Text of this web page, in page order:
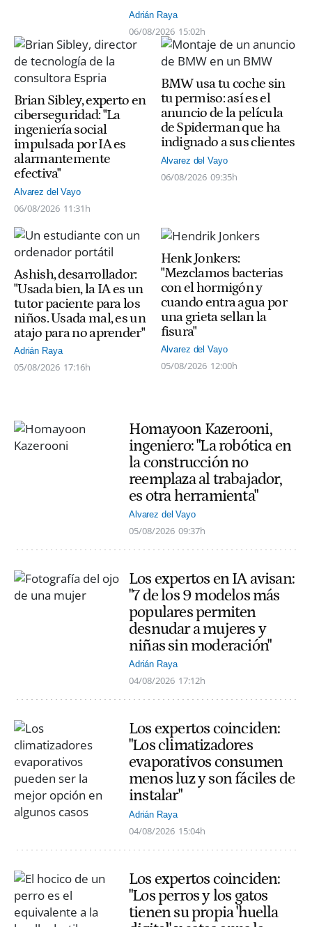
Adrián Raya
06/08/2026 15:02h
Brian Sibley, experto en
ciberseguridad: "La
ingeniería social
impulsada por IA es
alarmantemente
efectiva"
Alvarez del Vayo
06/08/2026 11:31h
BMW usa tu coche sin
tu permiso: así es el
anuncio de la película
de Spiderman que ha
indignado a sus clientes
Alvarez del Vayo
06/08/2026 09:35h
Ashish, desarrollador:
"Usada bien, la IA es un
tutor paciente para los
niños. Usada mal, es un
atajo para no aprender"
Adrián Raya
05/08/2026 17:16h
Henk Jonkers:
"Mezclamos bacterias
con el hormigón y
cuando entra agua por
una grieta sellan la
fisura"
Alvarez del Vayo
05/08/2026 12:00h
Homayoon Kazerooni,
ingeniero: "La robótica en
la construcción no
reemplaza al trabajador,
es otra herramienta"
Alvarez del Vayo
05/08/2026 09:37h
Los expertos en IA avisan:
"7 de los 9 modelos más
populares permiten
desnudar a mujeres y
niñas sin moderación"
Adrián Raya
04/08/2026 17:12h
Los expertos coinciden:
"Los climatizadores
evaporativos consumen
menos luz y son fáciles de
instalar"
Adrián Raya
04/08/2026 15:04h
Los expertos coinciden:
"Los perros y los gatos
tienen su propia 'huella